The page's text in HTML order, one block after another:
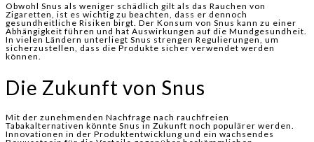
Obwohl Snus als weniger schädlich gilt als das Rauchen von
Zigaretten, ist es wichtig zu beachten, dass er dennoch
gesundheitliche Risiken birgt. Der Konsum von Snus kann zu einer
Abhängigkeit führen und hat Auswirkungen auf die Mundgesundheit.
In vielen Ländern unterliegt Snus strengen Regulierungen, um
sicherzustellen, dass die Produkte sicher verwendet werden
können.
Die Zukunft von Snus
Mit der zunehmenden Nachfrage nach rauchfreien
Tabakalternativen könnte Snus in Zukunft noch populärer werden.
Innovationen in der Produktentwicklung und ein wachsendes